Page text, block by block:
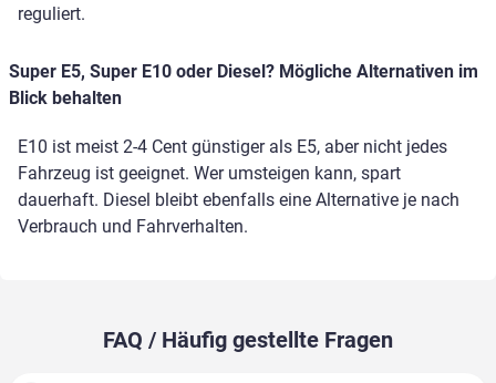
reguliert.
Super E5, Super E10 oder Diesel? Mögliche Alternativen im
Blick behalten
E10 ist meist 2-4 Cent günstiger als E5, aber nicht jedes
Fahrzeug ist geeignet. Wer umsteigen kann, spart
dauerhaft. Diesel bleibt ebenfalls eine Alternative je nach
Verbrauch und Fahrverhalten.
FAQ / Häufig gestellte Fragen